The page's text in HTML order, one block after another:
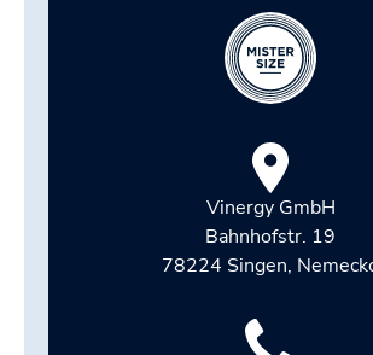
Vinergy GmbH
Bahnhofstr. 19
78224 Singen,